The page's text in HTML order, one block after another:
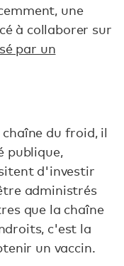
une
à collaborer sur
par un
du froid, il
publique,
d'investir
administrés
que la chaîne
c'est la
un vaccin.